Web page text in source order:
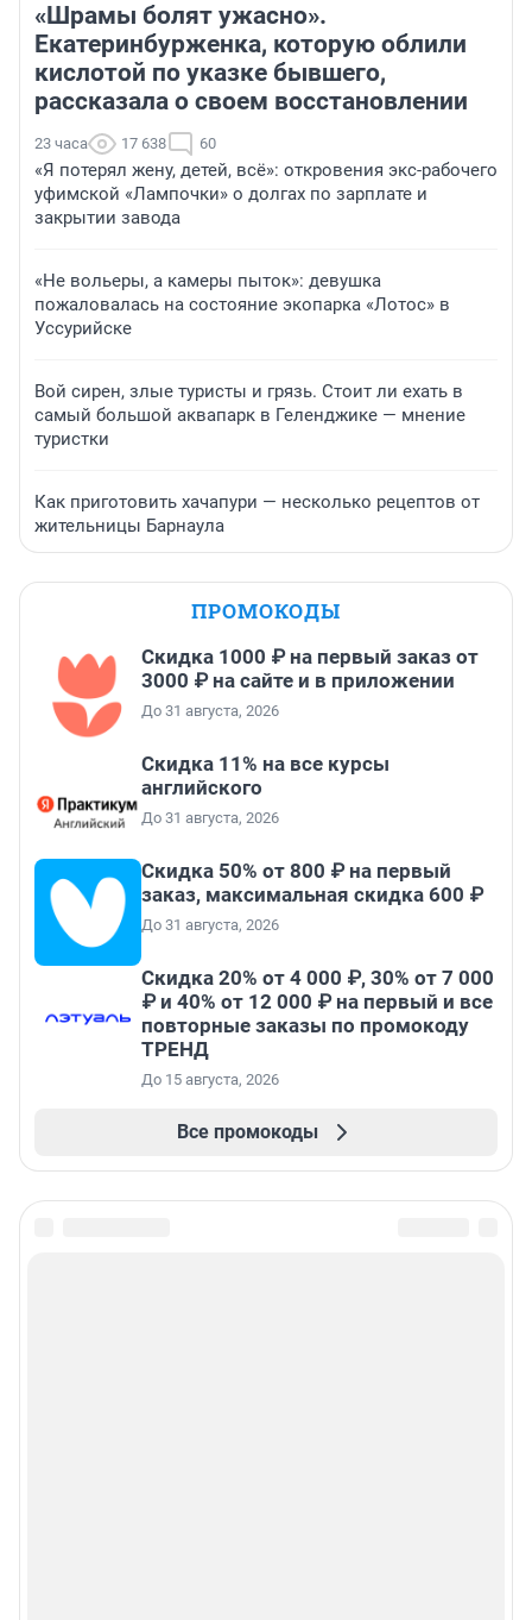
«Шрамы болят ужасно».
Екатеринбурженка, которую облили
кислотой по указке бывшего,
рассказала о своем восстановлении
23 часа 17 638 60
«Я потерял жену, детей, всё»: откровения экс-рабочего
уфимской «Лампочки» о долгах по зарплате и
закрытии завода
«Не вольеры, а камеры пыток»: девушка
пожаловалась на состояние экопарка «Лотос» в
Уссурийске
Вой сирен, злые туристы и грязь. Стоит ли ехать в
самый большой аквапарк в Геленджике — мнение
туристки
Как приготовить хачапури — несколько рецептов от
жительницы Барнаула
ПРОМОКОДЫ
Скидка 1000 ₽ на первый заказ от
3000 ₽ на сайте и в приложении
До 31 августа, 2026
Скидка 11% на все курсы
английского
До 31 августа, 2026
Скидка 50% от 800 ₽ на первый
заказ, максимальная скидка 600 ₽
До 31 августа, 2026
Скидка 20% от 4 000 ₽, 30% от 7 000
₽ и 40% от 12 000 ₽ на первый и все
повторные заказы по промокоду
ТРЕНД
До 15 августа, 2026
Все промокоды